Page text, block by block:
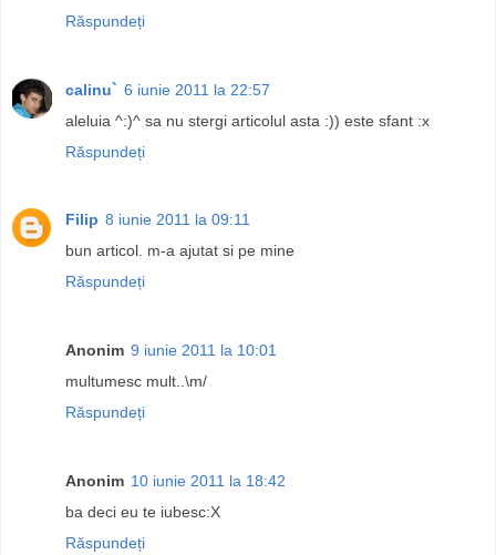
Răspundeți
calinu` 6 iunie 2011 la 22:57
aleluia ^:)^ sa nu stergi articolul asta :)) este sfant :x
Răspundeți
Filip 8 iunie 2011 la 09:11
bun articol. m-a ajutat si pe mine
Răspundeți
Anonim 9 iunie 2011 la 10:01
multumesc mult..\m/
Răspundeți
Anonim 10 iunie 2011 la 18:42
ba deci eu te iubesc:X
Răspundeți